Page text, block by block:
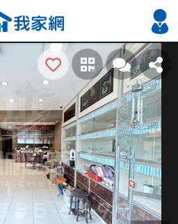
搜尋
門關鍵字
2026 新北降價好屋限量釋出
2026 台南降價好屋限量釋出